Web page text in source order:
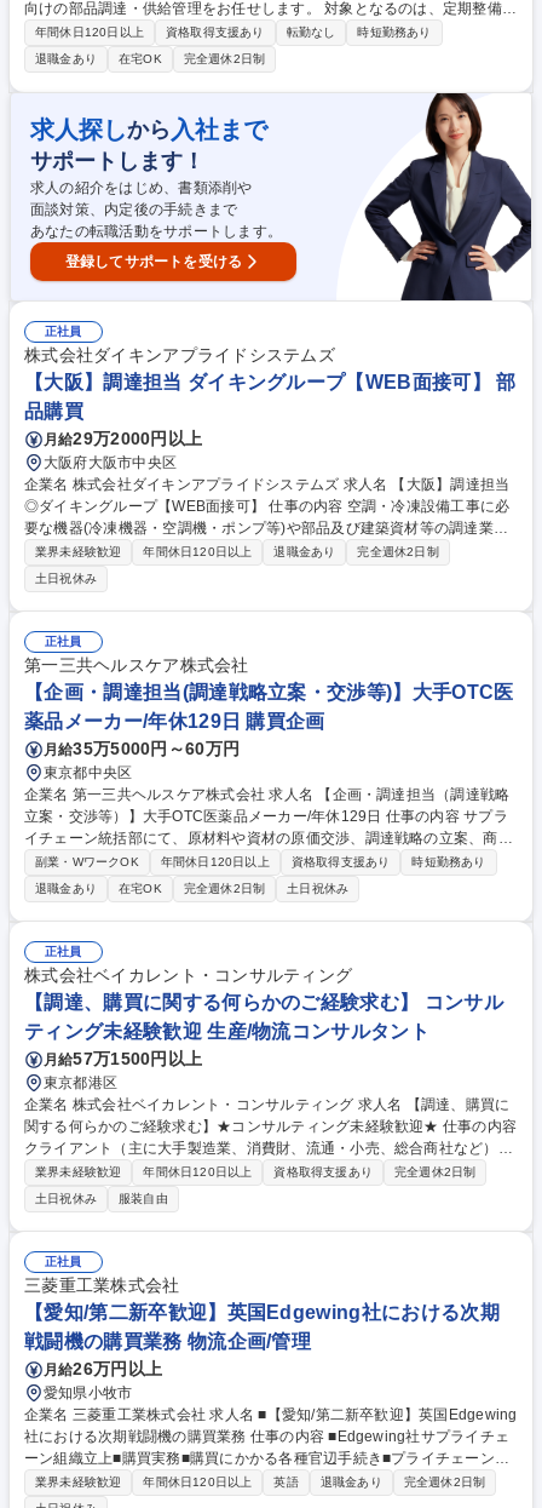
向けの部品調達・供給管理をお任せします。 対象となるのは、定期整備で
使用する部品や、新造機への装備・取り付けに必要な部品です。 航空機部
品は品質要求が高く、必要な部品を、必要な時期に、正しい書類とともに
確保することが重要です。 入社後は、部品の購入業務からスタートし、経
験に応じてロジスティクス、品質確認、社内外調整、調達計画へと担当領
域を広げていただきます。 募集職種 【航空宇宙】民間航空機・ヘリコプ
ターを支える部品調達・供給管理
年間休日120日以上 資格取得支援あり 転勤なし
時短勤務あり
退職金あり
在宅OK 完全週休2日制
求人探しから 入社まで
サポートします！
求人の紹介をはじめ、書類添削や
面談対策、内定後の手続きまで
あなたの転職活動をサポートします。
登録してサポートを受ける
正社員
株式会社ダイキンアプライドシステムズ
【大阪】調達担当 ダイキングループ【WEB面接可】 部
品購買
月給29万2000円以上
大阪府大阪市中央区
企業名 株式会社ダイキンアプライドシステムズ 求人名 【大阪】調達担当
◎ダイキングループ【WEB面接可】 仕事の内容 空調・冷凍設備工事に必
要な機器(冷凍機器・空調機・ポンプ等)や部品及び建築資材等の調達業務
をお任せします。基本的には国内メーカーからの購買業務が主ですが、一
部海外とのやり取りも発生することもあります。 【具体的な業務】■サプ
ライヤー選定、価格・納期交渉 ■新規契約や更新による契約業務（基本契
約締結） ■原価管理（コスト低減、原材料の相場把握） ■他業務（コスト
分析、内部統制）など 【出張頻度】年10回程度（展示会、取引先訪問、
会社行事など） 【出張エリア】大阪近郊が主 募集職種 【大阪】調達担当
◎ダイキングループ【WEB面接可】
業界未経験歓迎 年間休日120日以上 退職金あり
完全週休2日制
土日祝休み
正社員
第一三共ヘルスケア株式会社
【企画・調達担当(調達戦略立案・交渉等)】大手OTC医
薬品メーカー/年休129日 購買企画
月給35万5000円～60万円
東京都中央区
企業名 第一三共ヘルスケア株式会社 求人名 【企画・調達担当（調達戦略
立案・交渉等）】大手OTC医薬品メーカー/年休129日 仕事の内容 サプラ
イチェーン統括部にて、原材料や資材の原価交渉、調達戦略の立案、商品
調達（在庫管理・販売計画）、製造委託先の選定、原薬情報の収集・管
理、他部門と連携したプロジェクト推進等をお任せします。 【詳細】・取
引条件等の交渉 ・商品調達(在庫管理・販売計画) ・原材料、資材の原価交
渉、調達戦略の立案 ・製造委託先の選定 ・原薬情報の収集・管理、変更
管理、一部原薬の調達コントロール ・他部門との情報共有や連携したPJ
推進 募集職種 【企画・調達担当（調達戦略立案・交渉等）】大手OTC医
薬品メーカー/年休129日
副業・WワークOK 年間休日120日以上 資格取得支援あり
時短勤務あり
退職金あり
在宅OK 完全週休2日制 土日祝休み
正社員
株式会社ベイカレント・コンサルティング
【調達、購買に関する何らかのご経験求む】 コンサル
ティング未経験歓迎 生産/物流コンサルタント
月給57万1500円以上
東京都港区
企業名 株式会社ベイカレント・コンサルティング 求人名 【調達、購買に
関する何らかのご経験求む】★コンサルティング未経験歓迎★ 仕事の内容
クライアント（主に大手製造業、消費財、流通・小売、総合商社など）の
サプライチェーンにおける構造改革やDXを、最上流の戦略立案からIT導
入・業務定着まで一気通貫でリードしていただきます。 【プロジェクト事
例】 ・グローバルSCMの再構築と可視化 ・AI・データ活用による需要予
測と在庫最適化 ・サステナブルSCMの推進（CO2排出量の可視化と削
減） 募集職種 【調達、購買に関する何らかのご経験求む】★コンサルテ
ィング未経験歓迎★
業界未経験歓迎 年間休日120日以上 資格取得支援あり
完全週休2日制
土日祝休み
服装自由
正社員
三菱重工業株式会社
【愛知/第二新卒歓迎】英国Edgewing社における次期
戦闘機の購買業務 物流企画/管理
月給26万円以上
愛知県小牧市
企業名 三菱重工業株式会社 求人名 ■【愛知/第二新卒歓迎】英国Edgewing
社における次期戦闘機の購買業務 仕事の内容 ■Edgewing社サプライチェ
ーン組織立上■購買実務■購買にかかる各種官辺手続き■プライチェーンに
かかるステークホルダーとの各種調整 【業務詳細】■購買プロセス、ガバ
ナンス体制の整備■関連部門からの要求に基づきサプライヤ選定、契約、
業界未経験歓迎 年間休日120日以上 英語 退職金あり
完全週休2日制